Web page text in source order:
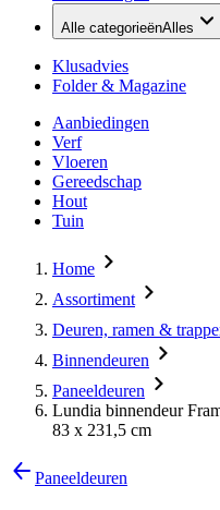
Alle categorieënAlles
Klusadvies
Folder & Magazine
Aanbiedingen
Verf
Vloeren
Gereedschap
Hout
Tuin
Home
Assortiment
Deuren, ramen &
Binnendeuren
Paneeldeuren
Lundia binnendeur
83 x 231,5 cm
Paneeldeuren